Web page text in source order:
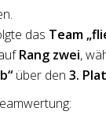
das Team
Rang zwei,
über den 3.